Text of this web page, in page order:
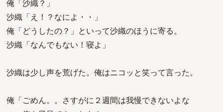
俺「沙織？」
沙織「え！？なによ・・」
俺「どうしたの？」といって沙織のほうに寄る。
沙織「なんでもない！寝よ」
沙織は少し声を荒げた。俺はニコッと笑って言った。
俺「ごめん。。さすがに２週間は我慢できないよな